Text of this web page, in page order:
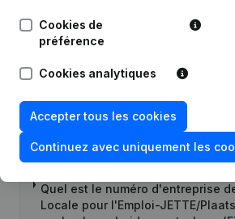
22-12-2020
Rubrique
Personne
Questions fréquemment posées
Quel est le numéro d'entreprise
Locale pour l'Emploi-JETTE/
Cookies de
préférence
Cookies analytiques
Accepter tous les cookies
Continuez avec uniquement les